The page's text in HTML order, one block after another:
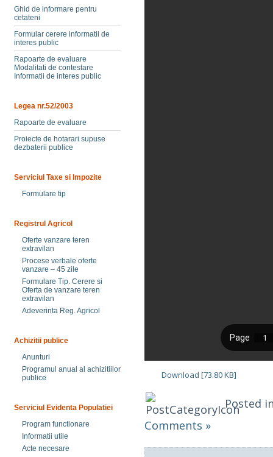
Ghid de informare pentru
cetateni
Formular cerere informatii de
interes public
Rapoarte de evaluare
Modalitati de contestare
Informatii de interes public
Legea nr.52/2003
Rapoarte de evaluare
Proiecte de hotarari supuse
dezbaterii publice
Serviciul Taxe si Impozite
Formulare tip
Registrul Agricol
Oferte vanzare teren
extravilan
Procese verbale oferte
vanzare – 45 zile
Formulare Tip. Cerere si
Oferta de vanzare teren
extravilan
Adeverinta Reg. Agricol
Achizitii publice
Anunturi
Programul anual al achizitiilor
publice
Serviciul Evidenta Populatiei
Program functionare
Informatii utile
Acte necesare
Download [73.80 KB]
Posted
Comments »